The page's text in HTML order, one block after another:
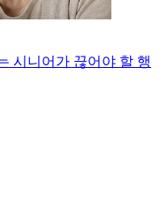
시니어가 끊어야 할 행